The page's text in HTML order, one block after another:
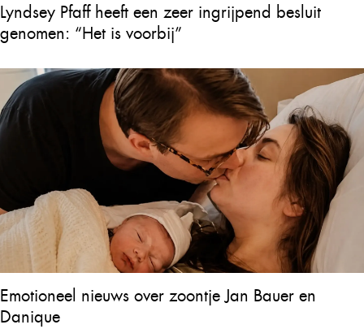
Lyndsey Pfaff heeft een zeer ingrijpend besluit
genomen: “Het is voorbij”
Emotioneel nieuws over zoontje Jan Bauer en
Danique